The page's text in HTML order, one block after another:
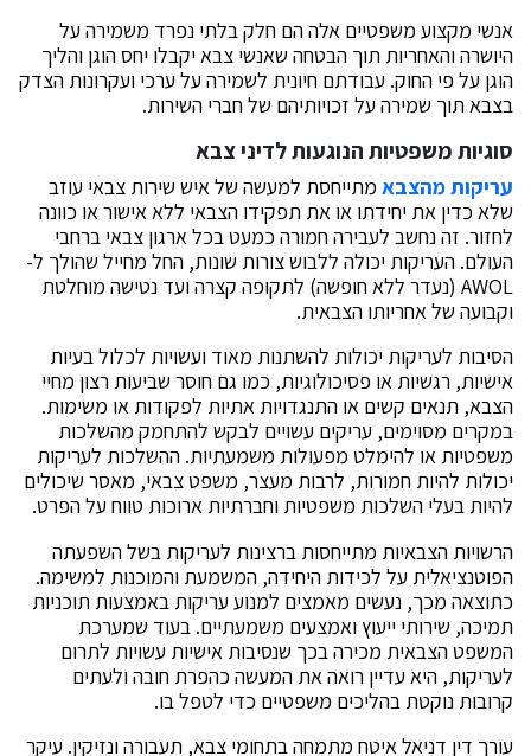
אנשי מקצוע משפטיים אלה הם חלק בלתי נפרד משמירה על
היושרה והאחריות תוך הבטחה שאנשי צבא יקבלו יחס הוגן והליך
הוגן על פי החוק. עבודתם חיונית לשמירה על ערכי ועקרונות הצדק
בצבא תוך שמירה על זכויותיהם של חברי השירות.
סוגיות משפטיות הנוגעות לדיני צבא
עריקות מהצבא מתייחסת למעשה של איש שירות צבאי עוזב
שלא כדין את יחידתו או את תפקידו הצבאי ללא אישור או כוונה
לחזור. זה נחשב לעבירה חמורה כמעט בכל ארגון צבאי ברחבי
העולם. העריקות יכולה ללבוש צורות שונות, החל מחייל שהולך ל-
AWOL (נעדר ללא חופשה) לתקופה קצרה ועד נטישה מוחלטת
וקבועה של אחריותו הצבאית.
הסיבות לעריקות יכולות להשתנות מאוד ועשויות לכלול בעיות
אישיות, רגשיות או פסיכולוגיות, כמו גם חוסר שביעות רצון מחיי
הצבא, תנאים קשים או התנגדויות אתיות לפקודות או משימות.
במקרים מסוימים, עריקים עשויים לבקש להתחמק מהשלכות
משפטיות או להימלט מפעולות משמעתיות. ההשלכות לעריקות
יכולות להיות חמורות, לרבות מעצר, משפט צבאי, מאסר שיכולים
להיות בעלי השלכות משפטיות וחברתיות ארוכות טווח על הפרט.
הרשויות הצבאיות מתייחסות ברצינות לעריקות בשל השפעתה
הפוטנציאלית על לכידות היחידה, המשמעת והמוכנות למשימה.
כתוצאה מכך, נעשים מאמצים למנוע עריקות באמצעות תוכניות
תמיכה, שירותי ייעוץ ואמצעים משמעתיים. בעוד שמערכת
המשפט הצבאית מכירה בכך שנסיבות אישיות עשויות לתרום
לעריקות, היא עדיין רואה את המעשה כהפרת חובה ולעתים
קרובות נוקטת בהליכים משפטיים כדי לטפל בו.
עורך דין דניאל איטח מתמחה בתחומי צבא, תעבורה ונזיקין. עיקר